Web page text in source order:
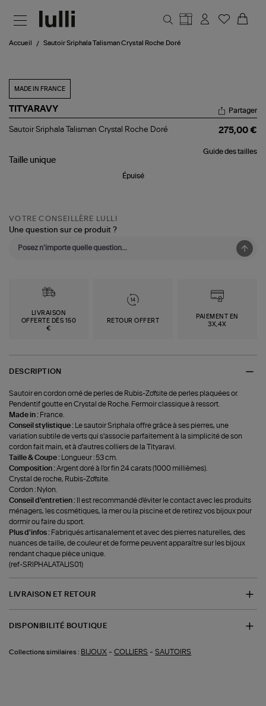
Accueil Sautoir Sriphala Talisman Crystal Roche Doré
MADE IN FRANCE
TITYARAVY
Sautoir
Crystal
Roche
Partager
Sautoir Sriphala Talisman Crystal Roche Doré 275,00 €
Guide des tailles
Taille unique
Épuisé
VOTRE CONSEILLÈRE LULLI
Une question sur ce produit ?
LIVRAISON
OFFERTE DÈS 150
€
RETOUR OFFERT
PAIEMENT EN
3X,4X
DESCRIPTION
Sautoir en cordon orné de perles de Rubis-Zoïsite de perles plaquées or.
Pendentif goutte en Crystal de Roche. Fermoir classique à ressort.
Made in : France.
Conseil stylistique :
Le sautoir Sriphala offre grâce à ses pierres, une
variation subtile de verts qui s'associe parfaitement à la simplicité de son
cordon fait main, et à d'autres colliers de la Tityaravi.
Taille & Coupe :
Longueur : 53 cm.
Composition :Argent doré à l'or fin 24 carats (1000 millièmes).
Crystal de roche, Rubis-Zoïsite.
Cordon : Nylon.
Conseil d'entretien :
Il est recommandé d'éviter le contact avec les produits
ménagers, les cosmétiques, la mer ou la piscine et de retirez vos bijoux pour
dormir ou faire du sport.
Plus d'infos : Fabriqués artisanalement et avec des pierres naturelles, des
nuances de taille, de couleur et de forme peuvent apparaître sur les bijoux
rendant chaque pièce unique.
(ref-SRIPHALATALIS01)
LIVRAISON ET RETOUR
DISPONIBILITÉ BOUTIQUE
Collections similaires : BIJOUX -COLLIERS -SAUTOIRS